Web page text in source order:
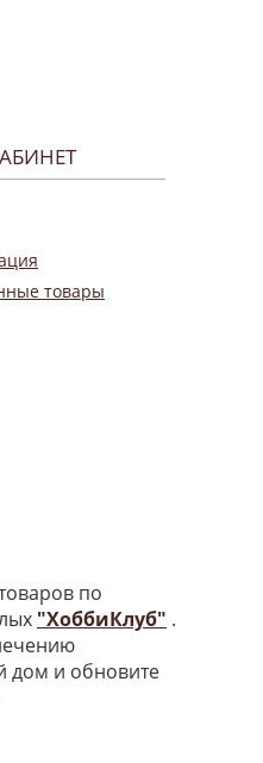
товары
по
"ХоббиКлуб" .
дом и обновите